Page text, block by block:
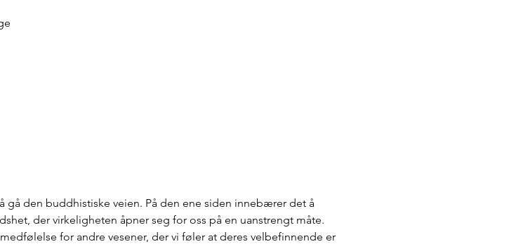
den buddhistiske veien. På den ene siden innebærer det å
der virkeligheten åpner seg for oss på en uanstrengt måte.
for andre vesener, der vi føler at deres velbefinnende er